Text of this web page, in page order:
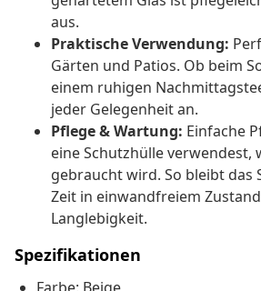
aus.
Praktische Verwendung:
Gärten und Patios. Ob beim
einem ruhigen
jeder Gelegenheit an.
Pflege & Wartung: Einfache
eine Schutzhülle verwendest,
gebraucht wird. So bleibt das
Zeit in einwandfreiem
Langlebigkeit.
Spezifikationen